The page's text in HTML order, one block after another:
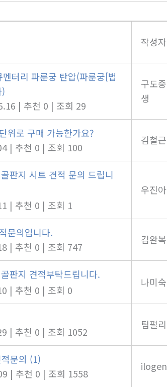
작성자
터리 파룬궁 탄압(파룬궁[법
| 추천 0 | 조회 29
구도중
생
위로 구매 가능한가요?
| 추천 0 | 조회 100
김철근
판지 시트 견적 문의 드립니
| 추천 0 | 조회 1
우진아
문의입니다.
| 추천 0 | 조회 747
김완복
판지 견적부탁드립니다.
| 추천 0 | 조회 0
나미숙
| 추천 0 | 조회 1052
팀펄리
문의 (1)
| 추천 0 | 조회 1558
ilogen